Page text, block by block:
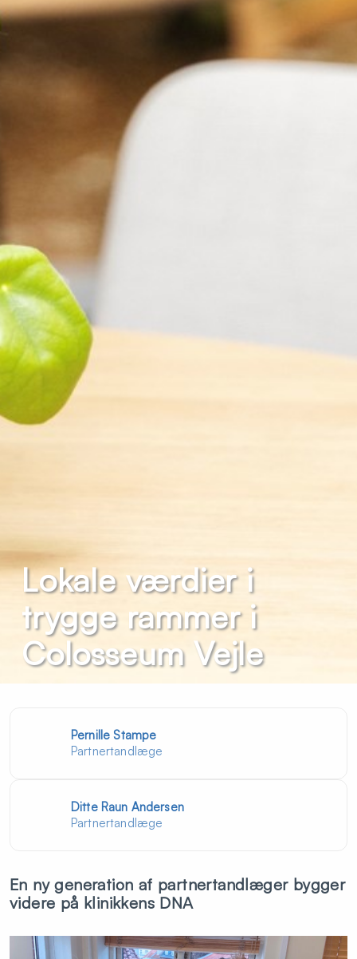
Lokale værdier i
trygge rammer i
Colosseum Vejle
Pernille Stampe
Partnertandlæge
Ditte Raun Andersen
Partnertandlæge
En ny generation af partnertandlæger bygger
videre på klinikkens DNA